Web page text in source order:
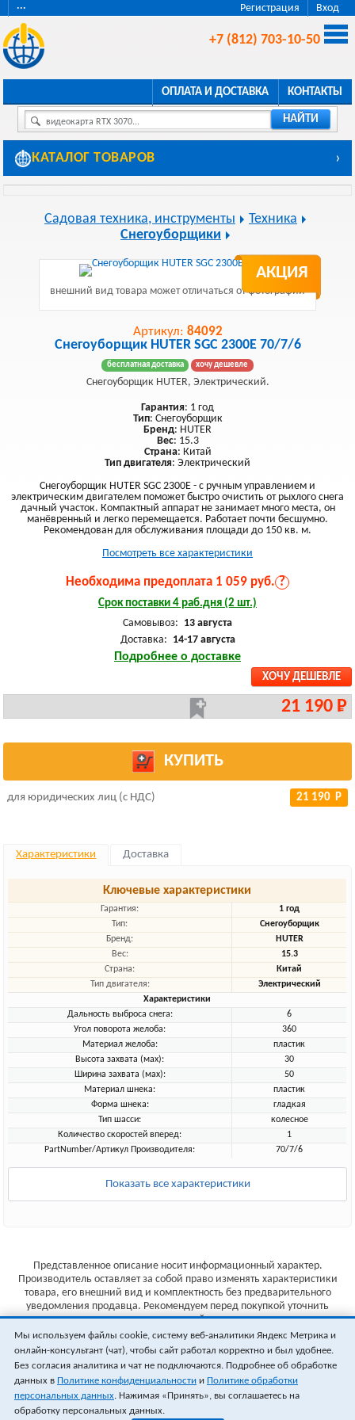
Регистрация Вход
···
+7 (812) 703-10-50
ОПЛАТА И ДОСТАВКА КОНТАКТЫ
видеокарта RTX 3070... НАЙТИ
КАТАЛОГ ТОВАРОВ ›
Садовая техника, инструменты
Техника
Снегоуборщики
АКЦИЯ
внешний вид товара может отличаться от фотографии
Артикул: 84092
Снегоуборщик HUTER SGC 2300E 70/7/6
бесплатная доставка хочу дешевле
Снегоуборщик HUTER, Электрический.
Гарантия: 1 год
Тип: Снегоуборщик
Бренд: HUTER
Вес: 15.3
Страна: Китай
Тип двигателя: Электрический
Снегоуборщик HUTER SGC 2300E - с ручным управлением и
электрическим двигателем поможет быстро очистить от рыхлого снега
дачный участок. Компактный аппарат не занимает много места, он
манёвренный и легко перемещается. Работает почти бесшумно.
Рекомендован для обслуживания площади до 150 кв. м.
Посмотреть все характеристики
Необходима предоплата 1 059 руб. ?
Срок поставки 4 раб.дня (2 шт.)
Самовывоз: 13 августа
Доставка: 14-17 августа
Подробнее о доставке
ХОЧУ ДЕШЕВЛЕ
21 190 Р
КУПИТЬ
для юридических лиц (с НДС) 21 190 Р
Характеристики Доставка
Ключевые характеристики
Гарантия:
1 год
Тип:
Снегоуборщик
Бренд:
HUTER
Вес:
15.3
Страна:
Китай
Тип двигателя:
Электрический
Характеристики
Дальность выброса снега:
6
Угол поворота желоба:
360
Материал желоба:
пластик
Высота захвата (мах):
30
Ширина захвата (мах):
50
Материал шнека:
пластик
Форма шнека:
гладкая
Тип шасси:
колесное
Количество скоростей вперед:
1
PartNumber/Артикул Производителя:
70/7/6
Показать все характеристики
Представленное описание носит информационный характер.
Производитель оставляет за собой право изменять характеристики
товара, его внешний вид и комплектность без предварительного
уведомления продавца. Рекомендуем перед покупкой уточнить
характеристики товара на сайте производителя.
Указанные цены не являются публичной офертой (ст.435 ГК РФ).
Стоимость и наличие товара уточняйте у менеджера.
Мы используем файлы cookie, систему веб-аналитики Яндекс Метрика и
онлайн-консультант (чат), чтобы сайт работал корректно и был удобнее.
Без согласия аналитика и чат не подключаются. Подробнее об обработке
данных в Политике конфиденциальности и Политике обработки
персональных данных. Нажимая «Принять», вы соглашаетесь на
обработку персональных данных.